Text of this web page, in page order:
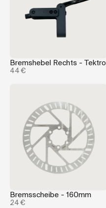
Bremshebel Rechts - Tektro
44 €
Bremsscheibe - 160mm
24 €